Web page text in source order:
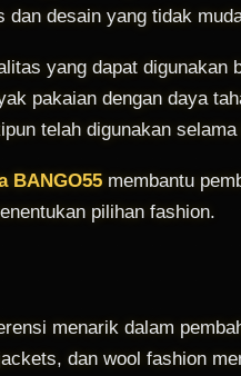
dan desain yang tidak
yang dapat
pakaian dengan daya
telah digunakan
BANGO55 membantu
pilihan fashion.
menarik dalam
dan wool fashion